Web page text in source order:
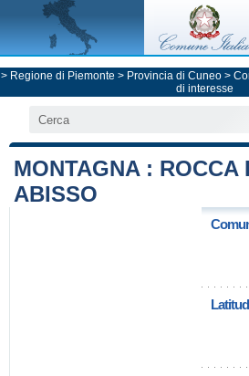
> Regione di Piemonte > Provincia di Cuneo >
di interesse
MONTAGNA : ROCCA
ABISSO